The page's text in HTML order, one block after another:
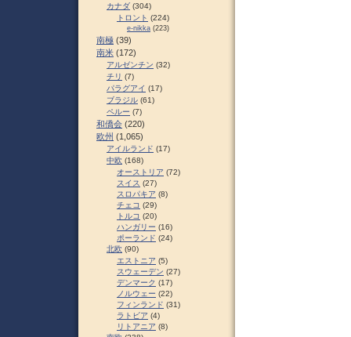
カナダ (304)
トロント (224)
e-nikka (223)
南極 (39)
南米 (172)
アルゼンチン (32)
チリ (7)
パラグアイ (17)
ブラジル (61)
ペルー (7)
和僑会 (220)
欧州 (1,065)
アイルランド (17)
中欧 (168)
オーストリア (72)
スイス (27)
スロパキア (8)
チェコ (29)
トルコ (20)
ハンガリー (16)
ポーランド (24)
北欧 (90)
エストニア (5)
スウェーデン (27)
デンマーク (17)
ノルウェー (22)
フィンランド (31)
ラトビア (4)
リトアニア (8)